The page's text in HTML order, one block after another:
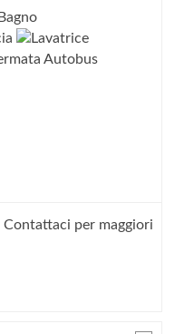
Contattaci per maggiori